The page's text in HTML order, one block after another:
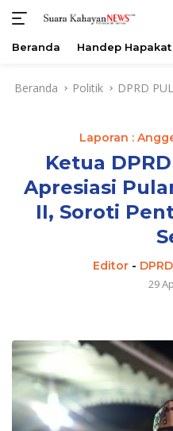
Beranda Handep Hapakat
Beranda Politik DPRD
Laporan :
Ketua
Apresiasi
II, Soroti
Editor-
29